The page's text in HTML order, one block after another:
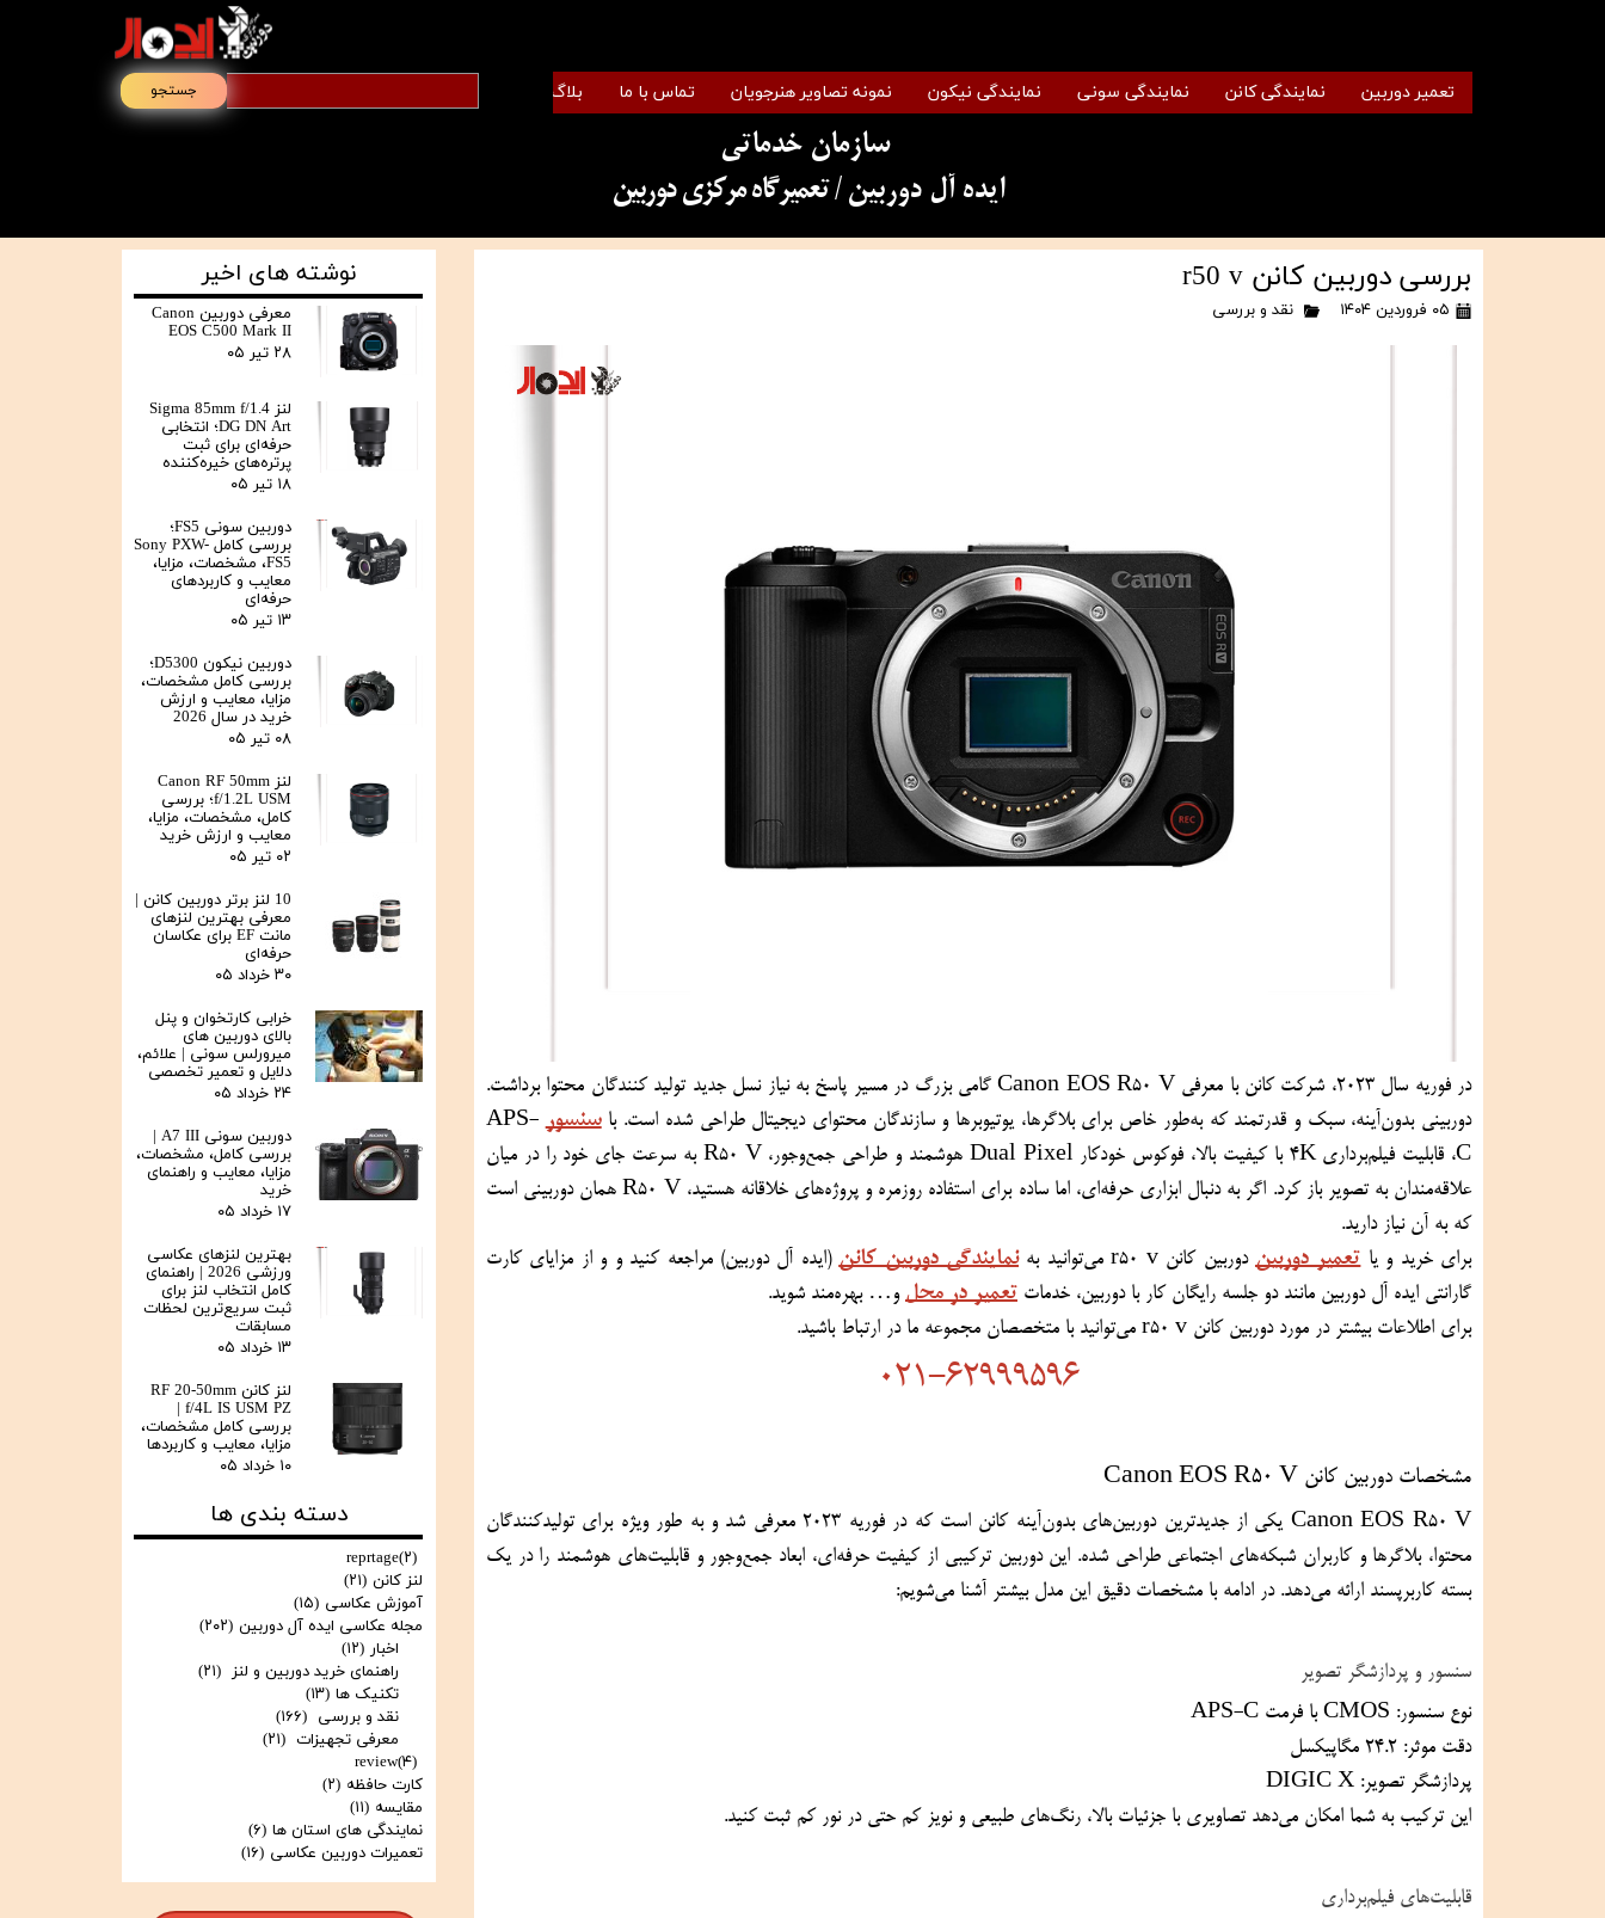
سازمان خدماتی
​​​​​​​ایده آل دوربین / تعمیرگاه مرکزی دوربین
جستجو تعمیر دوربین نمایندگی کانن نمایندگی سونی نمایندگی نیکون نمونه تصاویر هنرجویان تماس با ما بلاگ
بررسی دوربین کانن r50 v
۰۵ فروردین ۱۴۰۴ نقد و بررسی
دوربینی بدون‌آینه، سبک و قدرتمند که به‌طور خاص برای بلاگرها، یوتیوبرها و سازندگان محتوای دیجیتال طراحی شده است. با
سنسور APS-
که به آن نیاز دارید.
برای خرید و یا تعمیر دوربین دوربین کانن r50 v می‌توانید به نمایندگی دوربین کانن
گارانتی ایده آل دوربین مانند دو جلسه رایگان کار با دوربین، خدمات تعمیر در محل و… بهره‌مند شوید.
برای اطلاعات بیشتر در مورد دوربین کانن r50 v می‌توانید با متخصصان مجموعه ما در ارتباط باشید.
021-62999596
مشخصات دوربین کانن Canon EOS R50 V
بسته کاربرپسند ارائه می‌دهد. در ادامه با مشخصات دقیق این مدل بیشتر آشنا می‌شویم:
سنسور و پردازشگر تصویر
نوع سنسور: CMOS با فرمت APS-C
دقت موثر: ۲۴.۲ مگاپیکسل
پردازشگر تصویر: DIGIC X
این ترکیب به شما امکان می‌دهد تصاویری با جزئیات بالا، رنگ‌های طبیعی و نویز کم حتی در نور کم ثبت کنید.
قابلیت‌های فیلم‌برداری
نوشته های اخیر
معرفی دوربین Canon
EOS C500 Mark II
۲۸ تیر ۰۵
لنز Sigma 85mm f/1.4
DG DN Art؛ انتخابی
حرفه‌ای برای ثبت
پرتره‌های خیره‌کننده
۱۸ تیر ۰۵
دوربین سونی FS5؛
بررسی کامل Sony PXW-
FS5، مشخصات، مزایا،
معایب و کاربردهای
حرفه‌ای
۱۳ تیر ۰۵
دوربین نیکون D5300؛
بررسی کامل مشخصات،
مزایا، معایب و ارزش
خرید در سال 2026
۰۸ تیر ۰۵
لنز Canon RF 50mm
f/1.2L USM؛ بررسی
کامل، مشخصات، مزایا،
معایب و ارزش خرید
۰۲ تیر ۰۵
10 لنز برتر دوربین کانن |
معرفی بهترین لنزهای
مانت EF برای عکاسان
حرفه‌ای
۳۰ خرداد ۰۵
خرابی کارتخوان و پنل
بالای دوربین‌ های
میرورلس سونی | علائم،
دلایل و تعمیر تخصصی
۲۴ خرداد ۰۵
بررسی کامل، مشخصات،
مزایا، معایب و راهنمای
خرید
۱۷ خرداد ۰۵
بهترین لنزهای عکاسی
ورزشی 2026 | راهنمای
کامل انتخاب لنز برای
ثبت سریع‌ترین لحظات
مسابقات
۱۳ خرداد ۰۵
لنز کانن RF 20-50mm
بررسی کامل مشخصات،
مزایا، معایب و کاربردها
۱۰ خرداد ۰۵
دسته بندی ها
reprtage(۲)
لنز کانن (۲۱)
آموزش عکاسی (۱۵)
مجله عکاسی ایده آل دوربین (۲۰۲)
اخبار (۱۲)
راهنمای خرید دوربین و لنز (۲۱)
تکنیک ها (۱۳)
نقد و بررسی (۱۶۶)
معرفی تجهیزات (۲۱)
review(۴)
کارت حافظه (۲)
مقایسه (۱۱)
نمایندگی های استان ها (۶)
تعمیرات دوربین عکاسی (۱۶)